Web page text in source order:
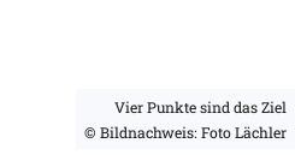
Vier Punkte sind das Ziel
© Bildnachweis: Foto Lächler